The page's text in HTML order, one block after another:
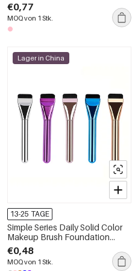
Unifarben und Farbverläufen
€0,77
MOQ von 1 Stk.
Lager in China
13-25 TAGE
Simple Series Daily Solid Color
Makeup Brush Foundation
Brush
€0,48
MOQ von 1 Stk.